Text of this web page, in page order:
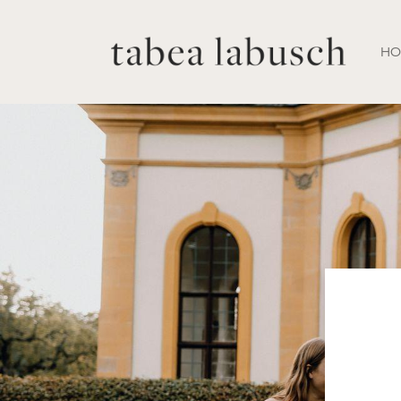
Verwenden Sie dieses Snippet, um Ihre